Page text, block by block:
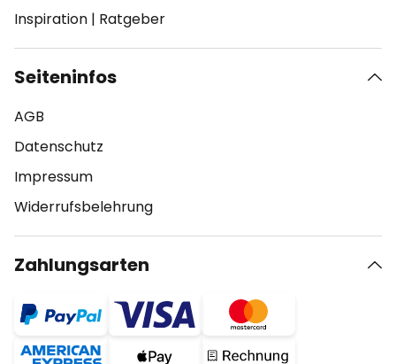
Inspiration | Ratgeber
Seiteninfos
AGB
Datenschutz
Impressum
Widerrufsbelehrung
Zahlungsarten